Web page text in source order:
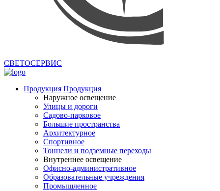
СВЕТОСЕРВИС
Продукция Продукция
Наружное освещение
Улицы и дороги
Садово-парковое
Большие пространства
Архитектурное
Спортивное
Тоннели и подземные переходы
Внутреннее освещение
Офисно-административное
Образовательные учреждения
Промышленное